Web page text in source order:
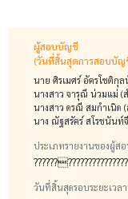
ผู้สอบบัญชี
(วันที่สิ้นสุดการสอบบัญ
นาย ศิรเมศร์ อัครโชติกุ
นางสาว จารุณี น่วมแม่ (
นางสาว ดรณี สมกำเนิด
นาง ณัฐสรัคร์ สโรชนันท์
ประเภทรายงานของผู้ส
วันที่สิ้นสุดรอบระยะเวล